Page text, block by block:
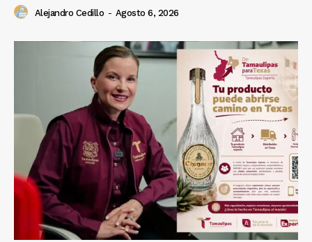
Alejandro Cedillo - Agosto 6, 2026